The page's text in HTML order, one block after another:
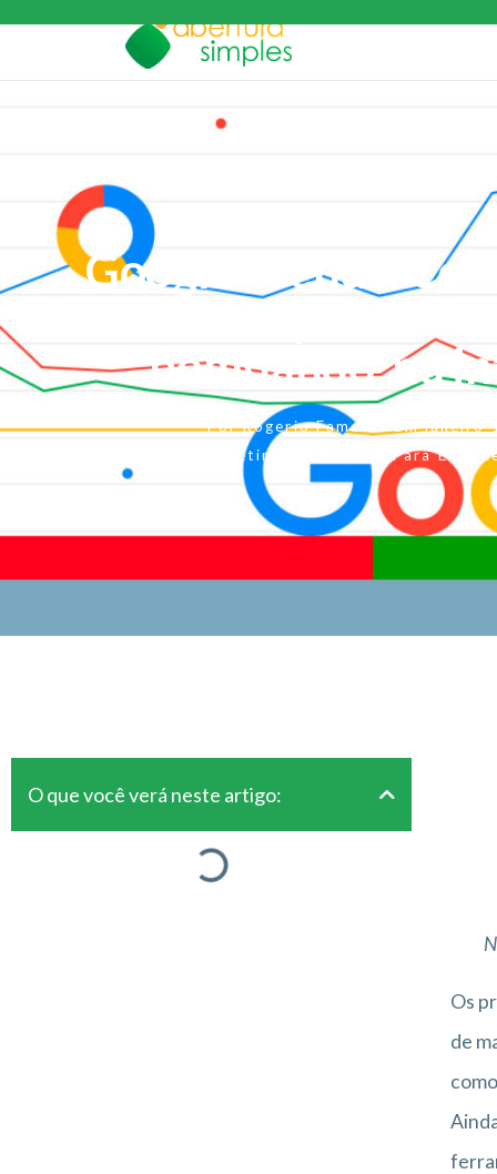
Google Trends:
ferramenta para
‘bombando’ na
PorRogerio Fameli Em janeiro
Marketing e Inovação
,Para
O que você verá neste artigo:
Os
de